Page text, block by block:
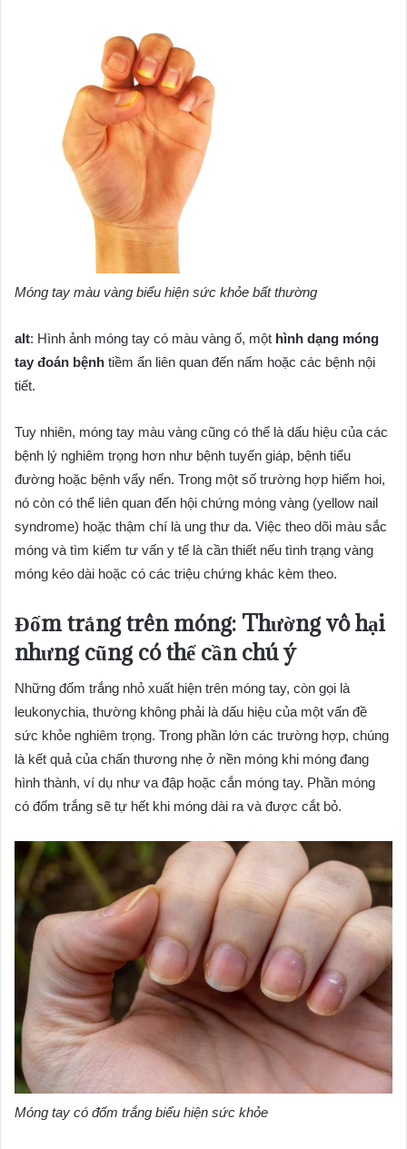
Móng tay màu vàng biểu hiện sức khỏe bất thường
alt: Hình ảnh móng tay có màu vàng ố, một hình dạng móng
tay đoán bệnh tiềm ẩn liên quan đến nấm hoặc các bệnh nội
tiết.
Tuy nhiên, móng tay màu vàng cũng có thể là dấu hiệu của các
bệnh lý nghiêm trọng hơn như bệnh tuyến giáp, bệnh tiểu
đường hoặc bệnh vẩy nến. Trong một số trường hợp hiếm hoi,
nó còn có thể liên quan đến hội chứng móng vàng (yellow nail
syndrome) hoặc thậm chí là ung thư da. Việc theo dõi màu sắc
móng và tìm kiếm tư vấn y tế là cần thiết nếu tình trạng vàng
móng kéo dài hoặc có các triệu chứng khác kèm theo.
Đốm trắng trên móng: Thường vô hại
nhưng cũng có thể cần chú ý
Những đốm trắng nhỏ xuất hiện trên móng tay, còn gọi là
leukonychia, thường không phải là dấu hiệu của một vấn đề
sức khỏe nghiêm trọng. Trong phần lớn các trường hợp, chúng
là kết quả của chấn thương nhẹ ở nền móng khi móng đang
hình thành, ví dụ như va đập hoặc cắn móng tay. Phần móng
có đốm trắng sẽ tự hết khi móng dài ra và được cắt bỏ.
Móng tay có đốm trắng biểu hiện sức khỏe